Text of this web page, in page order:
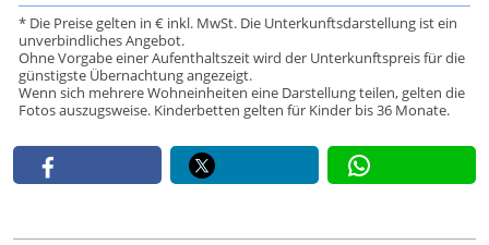
* Die Preise gelten in € inkl. MwSt. Die Unterkunftsdarstellung ist ein
unverbindliches Angebot.
Ohne Vorgabe einer Aufenthaltszeit wird der Unterkunftspreis für die
günstigste Übernachtung angezeigt.
Wenn sich mehrere Wohneinheiten eine Darstellung teilen, gelten die
Fotos auszugsweise. Kinderbetten gelten für Kinder bis 36 Monate.